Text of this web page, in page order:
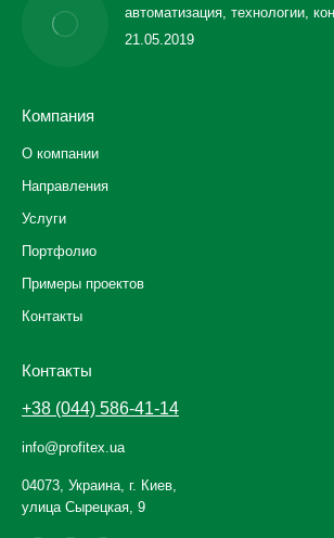
автоматизация, технологии,
21.05.2019
Компания
О компании
Направления
Услуги
Портфолио
Примеры проектов
Контакты
Контакты
+38 (044) 586-41-14
info@profitex.ua
04073, Украина, г. Киев,
улица Сырецкая, 9